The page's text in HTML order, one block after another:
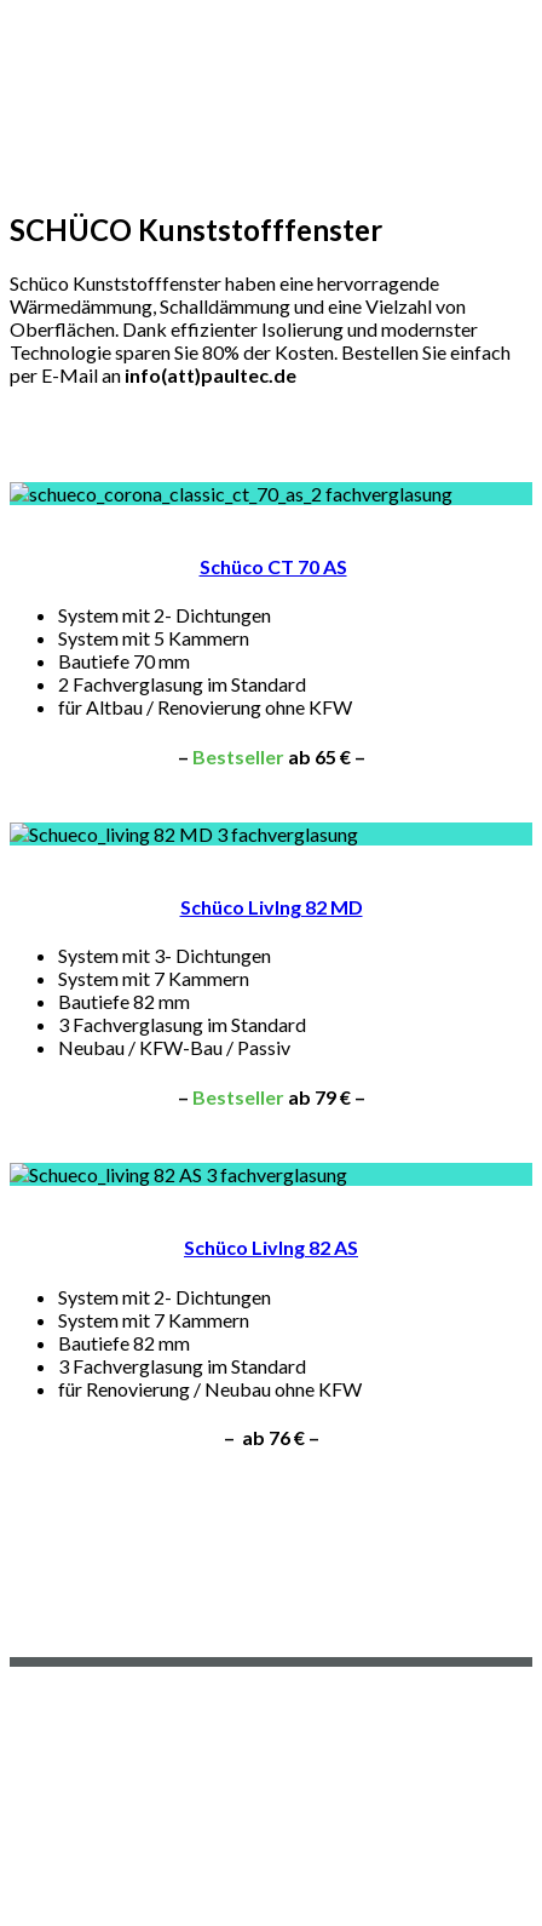
SCHÜCO Kunststofffenster
Schüco Kunststofffenster haben eine hervorragende
Wärmedämmung, Schalldämmung und eine Vielzahl von
Oberflächen. Dank effizienter Isolierung und modernster
Technologie sparen Sie 80% der Kosten. Bestellen Sie einfach
per E-Mail an info(att)paultec.de
Schüco CT 70 AS
System mit 2- Dichtungen
System mit 5 Kammern
Bautiefe 70 mm
2 Fachverglasung im Standard
für Altbau / Renovierung ohne KFW
– Bestsellerab 65 € –
Schüco LivIng 82 MD
System mit 3- Dichtungen
System mit 7 Kammern
Bautiefe 82 mm
3 Fachverglasung im Standard
Neubau / KFW-Bau / Passiv
– Bestsellerab 79 € –
Schüco LivIng 82 AS
System mit 2- Dichtungen
System mit 7 Kammern
Bautiefe 82 mm
3 Fachverglasung im Standard
für Renovierung / Neubau ohne KFW
– ab 76 € –